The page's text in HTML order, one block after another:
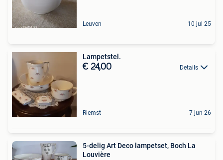
Leuven 10 jul 25
Lampetstel.
€ 24,00 Details
Riemst 7 jun 26
5-delig Art Deco lampetset, Boch La
Louvière